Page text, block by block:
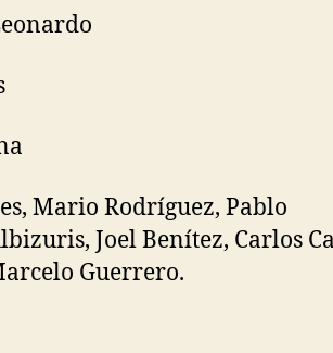
Mario Rodríguez, Pablo
Joel Benítez, Carlos
Guerrero.